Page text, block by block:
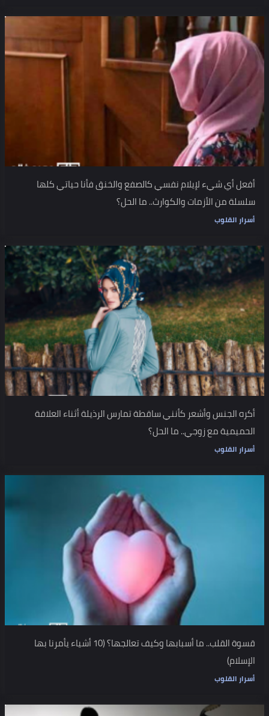
أفعل أي شيء لإيلام نفسي كالصفع والخنق فأنا حياتي كلها
سلسلة من الأزمات والكوارث.. ما الحل؟
أسرار القلوب
أكره الجنس وأشعر كأنني ساقطة تمارس الرذيلة أثناء العلاقة
الحميمية مع زوجي.. ما الحل؟
أسرار القلوب
قسوة القلب.. ما أسبابها وكيف تعالجها؟ (10 أشياء يأمرنا بها
الإسلام)
أسرار القلوب